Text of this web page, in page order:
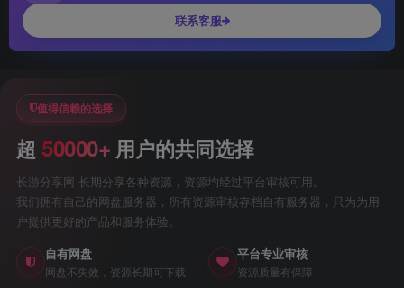
联系客服
值得信赖的选择
超 50000+ 用户的共同选择
长游分享网 长期分享各种资源，资源均经过平台审核可用。
我们拥有自己的网盘服务器，所有资源审核存档自有服务器，只为为用
户提供更好的产品和服务体验。
自有网盘
网盘不失效，资源长期可下载
平台专业审核
资源质量有保障